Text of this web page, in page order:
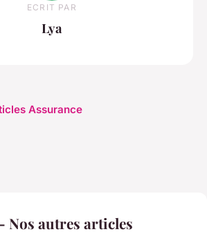
ECRIT PAR
Lya
Assurance
Nos autres articles